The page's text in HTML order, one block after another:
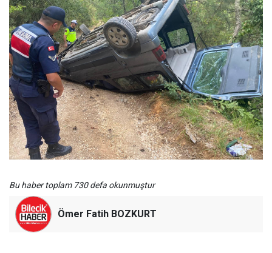
Bu haber toplam 730 defa okunmuştur
Ömer Fatih BOZKURT